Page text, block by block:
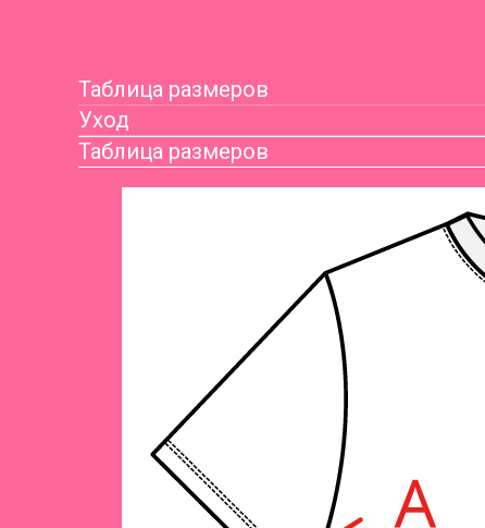
Таблица размеров
Уход
Таблица размеров